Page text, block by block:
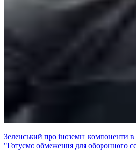
Зеленський про іноземні компоненти в
"Готуємо обмеження для оборонного